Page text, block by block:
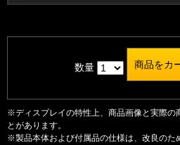
数量
※ディスプレイの特性上、商品画像と実際の
とがあります。
※製品本体および付属品の仕様は、改良のた